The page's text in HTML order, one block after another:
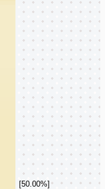
[50.00%]